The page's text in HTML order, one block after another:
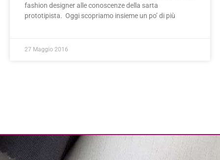
fashion designer alle conoscenze della sarta
prototipista. Oggi scopriamo insieme un po’ di più
27 Maggio 2016